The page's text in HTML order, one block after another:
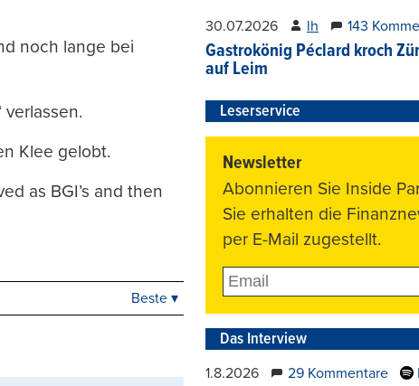
noch lange bei
Klee gelobt.
as BGI’s and then
Kontrovers
Beste ▾
30.07.2026 lh 143
Gastrokönig Péclard kroch
auf Leim
Leserservice
Newsletter
Abonnieren Sie Inside
Sie erhalten die
per E-Mail zugestellt.
Das Interview
1.8.2026 29 Kommentare